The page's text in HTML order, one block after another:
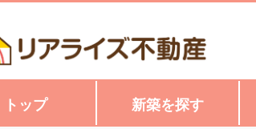
トップ 新築を探す